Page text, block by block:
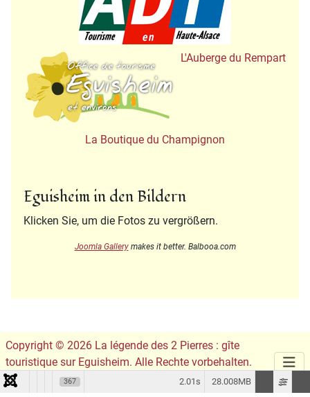
Office de Tourisme
L'Auberge du Rempart
La Boutique du Champignon
Eguisheim in den Bildern
Klicken Sie, um die Fotos zu vergrößern.
Joomla Gallerymakes it better. Balbooa.com
Copyright © 2026 La légende des 2 Pierres : gîte
touristique sur Eguisheim. Alle Rechte vorbehalten.
Conception du site :
Leslie Infographie
367 28.008MB
2.01s